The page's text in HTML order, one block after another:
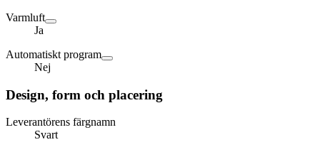
Varmluft
Ja
Automatiskt program
Nej
Design, form och placering
Leverantörens färgnamn
Svart